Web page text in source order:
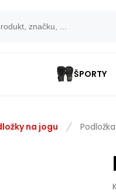
ŠPORTY
na jogu